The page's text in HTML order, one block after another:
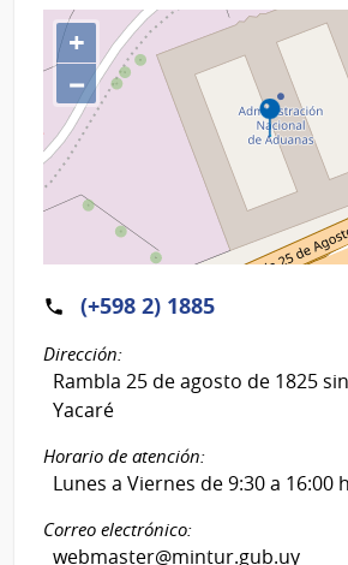
+
−
(+598 2) 1885
Dirección:
Rambla 25 de agosto de 1825
Yacaré
Horario de atención:
Lunes a Viernes de 9:30 a 16:00
Correo electrónico:
webmaster@mintur.gub.uy